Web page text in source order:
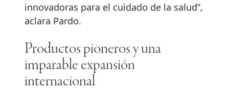
innovadoras para el cuidado de la salud”,
aclara Pardo.
Productos pioneros y una
imparable expansión
internacional